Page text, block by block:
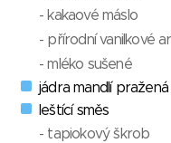
- kakaové máslo
- přírodní vanilkové
- mléko sušené
jádra mandlí
leštící směs
- tapiokový škrob